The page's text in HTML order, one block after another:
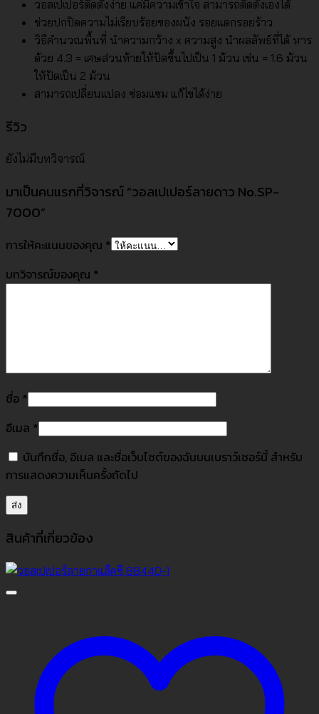
วอลเปเปอร์ติดตั้งง่าย แค่มีความเข้าใจ สามารถติดตั้งเองได้
ช่วยปกปิดความไม่เรียบร้อยของผนัง รอยแตกรอยร้าว
วิธีคำนวณพื้นที่ นำความกว้าง x ความสูง นำผลลัพธ์ที่ได้ หาร
ด้วย 4.3 = เศษส่วนท้ายให้ปัดขึ้นไปเป็น 1 ม้วน เช่น = 1.6 ม้วน
ให้ปัดเป็น 2 ม้วน
สามารถเปลี่ยนแปลง ซ่อมแซม แก้ไขได้ง่าย
รีวิว
ยังไม่มีบทวิจารณ์
มาเป็นคนแรกที่วิจารณ์ “วอลเปเปอร์ลายดาว No.SP-
7000”
การให้คะแนนของคุณ *
บทวิจารณ์ของคุณ *
ชื่อ *
อีเมล *
บันทึกชื่อ, อีเมล และชื่อเว็บไซต์ของฉันบนเบราว์เซอร์นี้ สำหรับ
การแสดงความเห็นครั้งถัดไป
สินค้าที่เกี่ยวข้อง